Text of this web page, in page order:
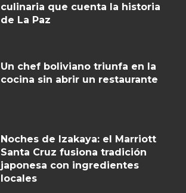
culinaria que cuenta la historia
de La Paz
Un chef boliviano triunfa en la
cocina sin abrir un restaurante
Noches de Izakaya: el Marriott
Santa Cruz fusiona tradición
japonesa con ingredientes
locales